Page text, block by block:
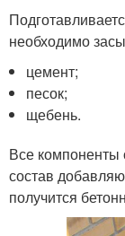
необходимо
цемент;
песок;
щебень.
Все
состав
получится